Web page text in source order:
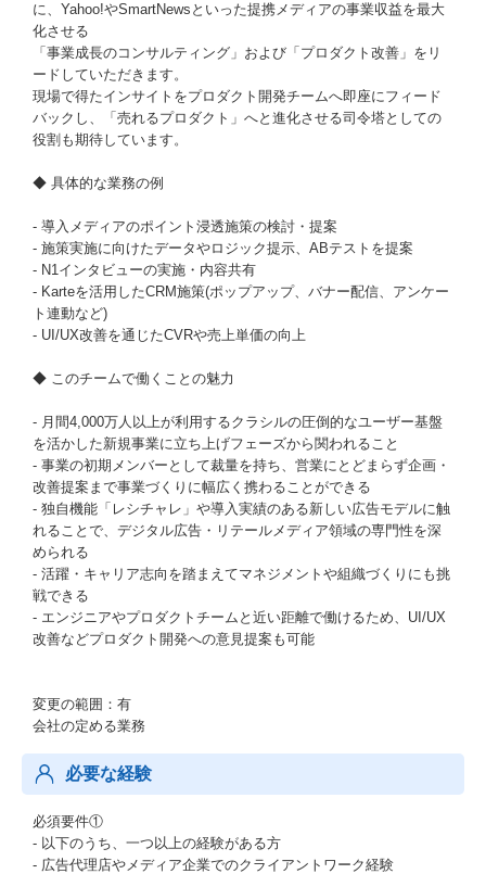
に、Yahoo!やSmartNewsといった提携メディアの事業収益を最大
化させる
「事業成長のコンサルティング」および「プロダクト改善」をリ
ードしていただきます。
現場で得たインサイトをプロダクト開発チームへ即座にフィード
バックし、「売れるプロダクト」へと進化させる司令塔としての
役割も期待しています。
◆ 具体的な業務の例
- 導入メディアのポイント浸透施策の検討・提案
- 施策実施に向けたデータやロジック提示、ABテストを提案
- N1インタビューの実施・内容共有
- Karteを活用したCRM施策(ポップアップ、バナー配信、アンケー
ト連動など)
- UI/UX改善を通じたCVRや売上単価の向上
◆ このチームで働くことの魅力
- 月間4,000万人以上が利用するクラシルの圧倒的なユーザー基盤
を活かした新規事業に立ち上げフェーズから関われること
- 事業の初期メンバーとして裁量を持ち、営業にとどまらず企画・
改善提案まで事業づくりに幅広く携わることができる
- 独自機能「レシチャレ」や導入実績のある新しい広告モデルに触
れることで、デジタル広告・リテールメディア領域の専門性を深
められる
- 活躍・キャリア志向を踏まえてマネジメントや組織づくりにも挑
戦できる
- エンジニアやプロダクトチームと近い距離で働けるため、UI/UX
改善などプロダクト開発への意見提案も可能
変更の範囲：有
会社の定める業務
必要な経験
必須要件①
- 以下のうち、一つ以上の経験がある方
- 広告代理店やメディア企業でのクライアントワーク経験